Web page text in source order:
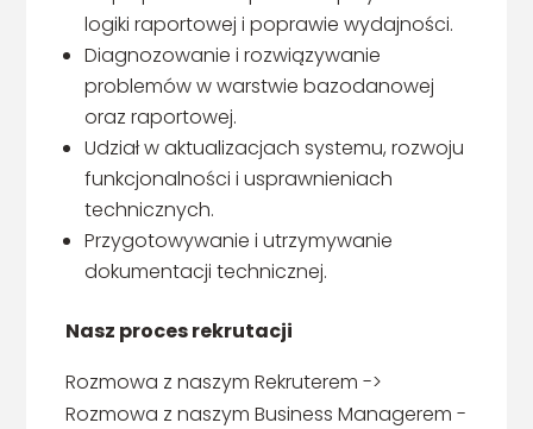
logiki raportowej i poprawie wydajności.
Diagnozowanie i rozwiązywanie
problemów w warstwie bazodanowej
oraz raportowej.
Udział w aktualizacjach systemu, rozwoju
funkcjonalności i usprawnieniach
technicznych.
Przygotowywanie i utrzymywanie
dokumentacji technicznej.
Nasz proces rekrutacji
Rozmowa z naszym Rekruterem ->
Rozmowa z naszym Business Managerem -